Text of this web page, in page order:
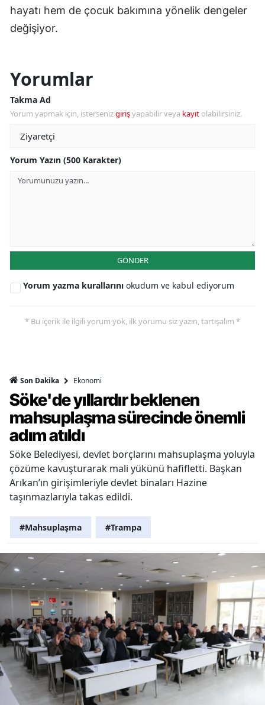
hayatı hem de çocuk bakımına yönelik dengeler
değişiyor.
Yorumlar
Takma Ad
Yorum yapmak için, istersenizgirişyapabilir veya kayıt olabilirsiniz.
Yorum Yazın (500 Karakter)
GÖNDER
Yorum yazma kurallarını okudum ve kabul ediyorum
* Bu içerik ile ilgili yorum yok, ilk yorumu siz yazın, tartışalım *
Son Dakika Ekonomi
Söke'de yıllardır beklenen
mahsuplaşma sürecinde önemli
adım atıldı
Söke Belediyesi, devlet borçlarını mahsuplaşma yoluyla
çözüme kavuşturarak mali yükünü hafifletti. Başkan
Arıkan’ın girişimleriyle devlet binaları Hazine
taşınmazlarıyla takas edildi.
#Mahsuplaşma #Trampa